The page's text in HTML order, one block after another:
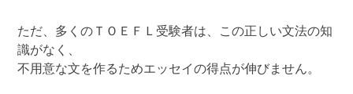
ただ、多くのＴＯＥＦＬ受験者は、この正しい文法の知
識がなく、
不用意な文を作るためエッセイの得点が伸びません。